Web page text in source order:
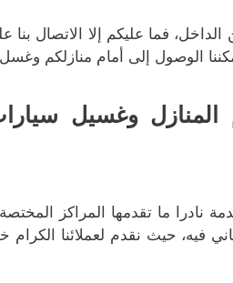
فما عليكم إلا الاتصال بنا
الوصول إلى أمام منازلكم
المنازل وغسيل
نادرا ما تقدمها المراكز
فيه، حيث نقدم لعملائنا